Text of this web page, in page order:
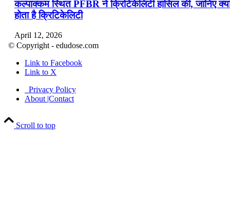
कल्पाक्कम स्थित PFBR ने क्रिटिकेलिटी हासिल की, जानिए
होता है क्रिटिकेलिटी
April 12, 2026
April 9, 2026
नासा का आर्टेमिस-2 मिशन: मनुष्य एक बार फिर से चंद्रमा के
पहुंचा
April 7, 2026
© Copyright - edudose.com
Link to Facebook
Link to X
Privacy Policy
About |Contact
Scroll to top